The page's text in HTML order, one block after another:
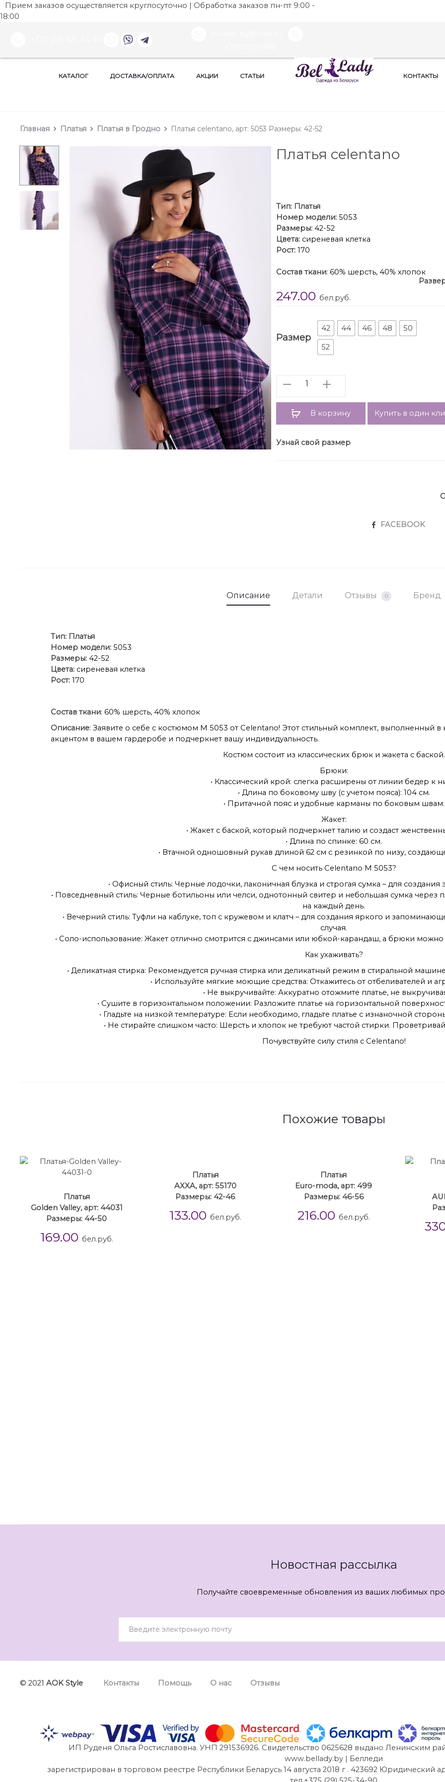
Прием заказов осуществляется круглосуточно | Обработка заказов пн-пт 9:00 -
18:00
КАТАЛОГ ДОСТАВКА/ОПЛАТА АКЦИИ СТАТЬИ КОНТАКТЫ
Главная Платья Платья в Гродно Платья celentano, арт: 5053 Размеры: 42-52
Платья celentano
Тип: Платья
Номер модели:5053
Размеры:42-52
Цвета: сиреневая клетка
Рост: 170
Состав ткани: 60% шерсть, 40% хлопок
: Заявите о себе с костюмом M
выполненный в классической клетке,
подчеркнет вашу индивидуальность.
• Классический крой:
• Длина по
• Притачной пояс и
• Жакет с баской, который
•
• Втачной одношовный рукав длиной 62
С чем
• Офисный стиль: Черные лодочки,
• Повседневный стиль: Черные
• Соло-использование: Жакет отлично
можно сочетать с
• Деликатная стирка: Рекомендуется
• Гладьте на низкой температуре: Если
247.00 бел.руб.
Размер
42 44 46 48 50
52
Количество
В корзину Купить в один
Узнай свой размер
SHARE
FACEBOOK
Описание Детали Отзывы 0 Бренд
Тип: Платья
Номер модели: 5053
Размеры: 42-52
Цвета: сиреневая клетка
Рост: 170
Состав ткани: 60% шерсть, 40% хлопок
Описание: Заявите о себе с костюмом M 5053 от Celentano! Этот стильный комплект, выполненный в
акцентом в вашем гардеробе и подчеркнет вашу индивидуальность.
Костюм состоит из классических брюк и жакета с баской.
Брюки:
• Классический крой: слегка расширены от линии бедер к
• Длина по боковому шву (с учетом пояса): 104 см.
• Притачной пояс и удобные карманы по боковым швам.
Жакет:
• Жакет с баской, который подчеркнет талию и создаст
• Длина по спинке: 60 см.
• Втачной одношовный рукав длиной 62 см с резинкой по низу,
С чем носить Celentano M 5053?
• Офисный стиль: Черные лодочки, лаконичная блузка и строгая сумка – для создания
• Повседневный стиль: Черные ботильоны или челси, однотонный свитер и небольшая сумка через
на каждый день.
• Вечерний стиль: Туфли на каблуке, топ с кружевом и клатч – для создания яркого и
случая.
• Соло-использование: Жакет отлично смотрится с джинсами или юбкой-карандаш, а брюки можно
Как ухаживать?
• Деликатная стирка: Рекомендуется ручная стирка или деликатный режим в стиральной
• Используйте мягкие моющие средства: Откажитесь от отбеливателей и
• Не выкручивайте: Аккуратно отожмите платье, не
• Сушите в горизонтальном положении: Разложите платье на горизонтальной
• Гладьте на низкой температуре: Если необходимо, гладьте платье с изнаночной
• Не стирайте слишком часто: Шерсть и хлопок не требуют частой стирки.
Почувствуйте силу стиля с Celentano!
Похожие товары
Платья
Golden Valley, арт: 44031
Размеры: 44-50
169.00 бел.руб.
Платья
AXXA, арт: 55170
Размеры: 42-46
133.00 бел.руб.
Платья
Euro-moda, арт: 499
Размеры: 46-56
216.00 бел.руб.
Новостная рассылка
Получайте своевременные обновления из ваших любимых
© 2021 AOK Style Контакты Помощь О нас Отзывы
ИП Руденя Ольга Ростиславовна. УНП 291536926. Свидетельство 0625628 выдано Ленинским
www.bellady.by | Белледи
зарегистрирован в торговом реестре Республики Беларусь 14 августа 2018 г . 423692 Юридический